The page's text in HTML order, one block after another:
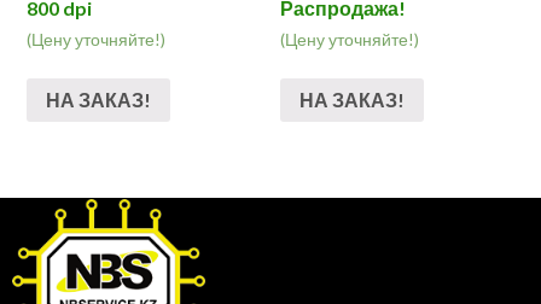
800 dpi
(Цену уточняйте!)
НА ЗАКАЗ!
Распродажа!
(Цену уточняйте!)
НА ЗАКАЗ!